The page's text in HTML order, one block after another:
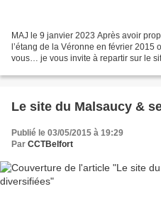
MAJ le 9 janvier 2023 Après avoir
l’étang de la Véronne en février
vous… je vous invite à repartir sur le
Le site du Malsaucy &
Publié le 03/05/2015 à 19:29
Par CCTBelfort